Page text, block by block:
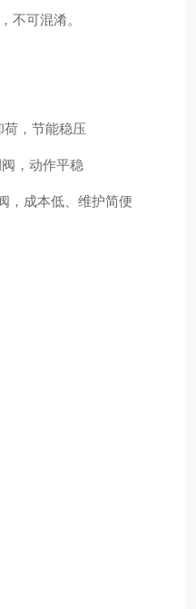
不可混淆。
，节能稳压
，动作平稳
，成本低、维护简便